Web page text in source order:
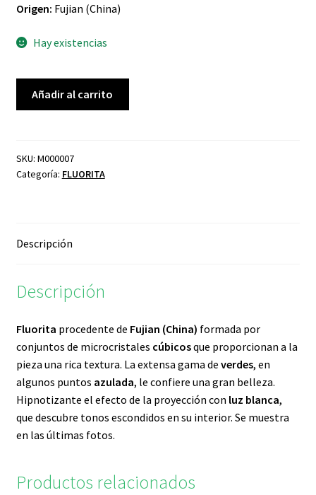
Origen: Fujian (China)
Hay existencias
Añadir al carrito
SKU: M000007
Categoría: FLUORITA
Descripción
Descripción
Fluorita procedente de Fujian (China) formada por
conjuntos de microcristales cúbicosque proporcionan a la
pieza una rica textura. La extensa gama de verdes, en
algunos puntos azulada, le confiere una gran belleza.
Hipnotizante el efecto de la proyección con luz blanca,
que descubre tonos escondidos en su interior. Se muestra
en las últimas fotos.
Productos relacionados